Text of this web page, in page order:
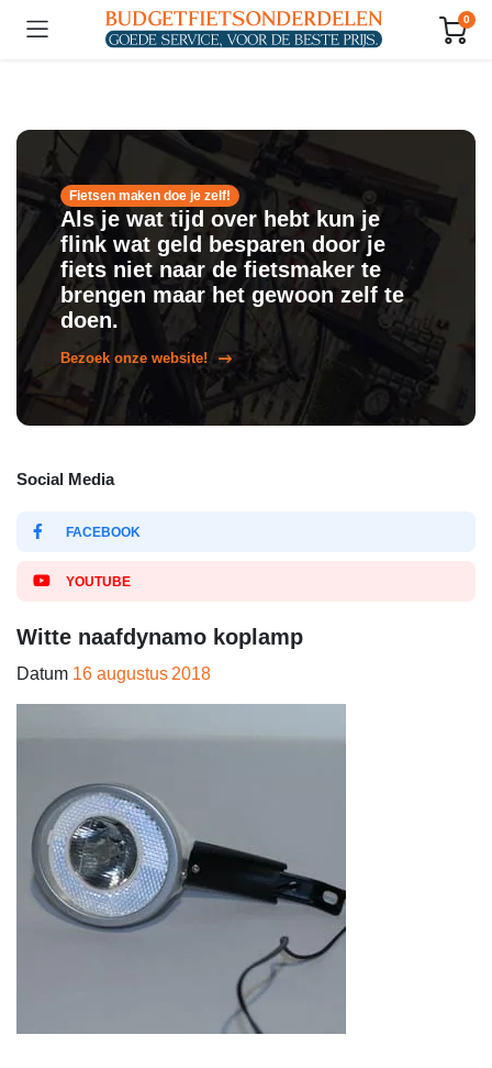
0
Fietsen maken doe je zelf!
Als je wat tijd over hebt kun je
flink wat geld besparen door je
fiets niet naar de fietsmaker te
brengen maar het gewoon zelf te
doen.
Bezoek onze website!
Social Media
FACEBOOK
YOUTUBE
Witte naafdynamo koplamp
Datum 16 augustus 2018